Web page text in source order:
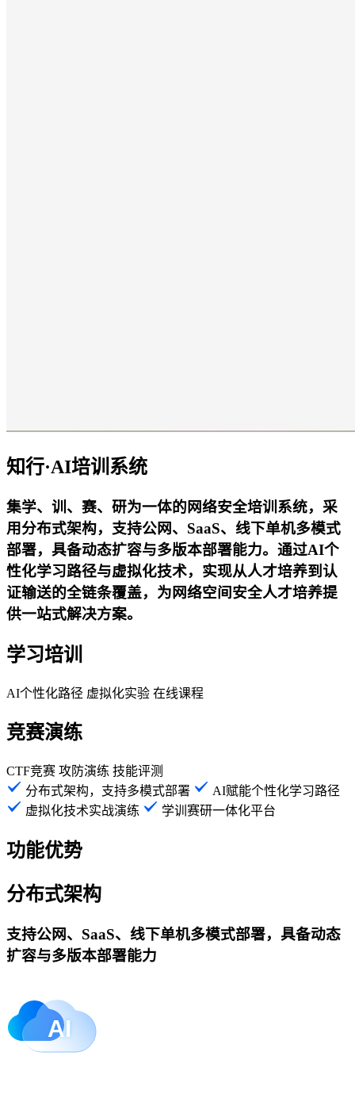
知行·AI培训系统
集学、训、赛、研为一体的网络安全培训系统，采
用分布式架构，支持公网、SaaS、线下单机多模式
部署，具备动态扩容与多版本部署能力。通过AI个
性化学习路径与虚拟化技术，实现从人才培养到认
证输送的全链条覆盖，为网络空间安全人才培养提
供一站式解决方案。
学习培训
AI个性化路径 虚拟化实验 在线课程
竞赛演练
CTF竞赛 攻防演练 技能评测
分布式架构，支持多模式部署
AI赋能个性化学习路径
虚拟化技术实战演练
学训赛研一体化平台
功能优势
分布式架构
支持公网、SaaS、线下单机多模式部署，具备动态
扩容与多版本部署能力